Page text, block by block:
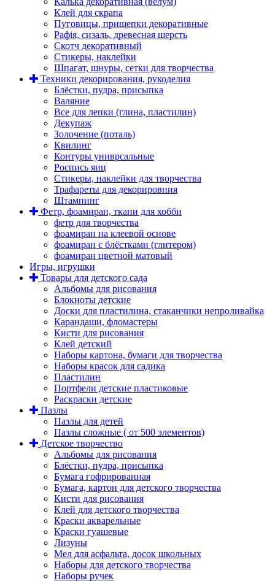
Клей для скрапа
Пуговицы, прищепки декоративные
Рафія, сизаль, древесная шерсть
Скотч декоративный
Стикеры, наклейки
Шпагат, шнуры, сетки для творчества
Техники декорирования, рукоделия
Блёстки, пудра, присыпка
Валяние
Все для лепки (глина, пластилин)
Декупаж
Золочение (поталь)
Квилинг
Контуры униврсальные
Роспись яиц
Стикеры, наклейки для творчества
Трафареты для декорировния
Штампинг
Фетр, фоамиран, ткани для хобби
фетр для творчества
фоамиран на клеевой основе
фоамиран с блёстками (глитером)
фоамиран цветной матовый
Игры, игрушки
Товары для детского сада
Альбомы для рисования
Блокноты детские
Доски для пластилина, стаканчики непроливайка
Карандаши, фломастеры
Кисти для рисования
Клей детский
Наборы картона, бумаги для творчества
Наборы красок для садика
Пластилин
Портфели детские пластиковые
Раскраски детские
Пазлы
Пазлы для детей
Пазлы сложные ( от 500 элементов)
Детское творчество
Альбомы для рисования
Блёстки, пудра, присыпка
Бумага гофрированная
Бумага, картон для детского творчества
Кисти для рисования
Клей для детского творчества
Краски акварельные
Краски гуашевые
Лизуны
Мел для асфальта, досок школьных
Наборы для детского творчества
Наборы ручек